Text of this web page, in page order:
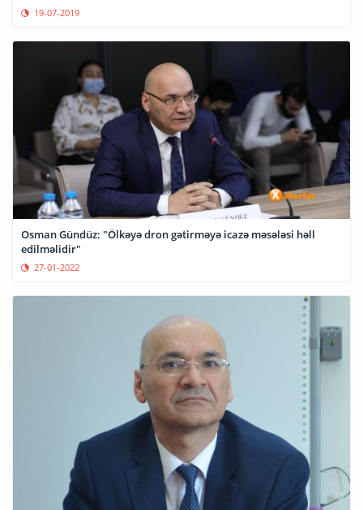
19-07-2019
Osman Gündüz: "Ölkəyə dron gətirməyə icazə məsələsi həll
edilməlidir"
27-01-2022